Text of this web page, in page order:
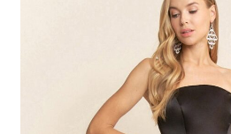
VESTIDOS DE NOVIA
ACCESORIOS